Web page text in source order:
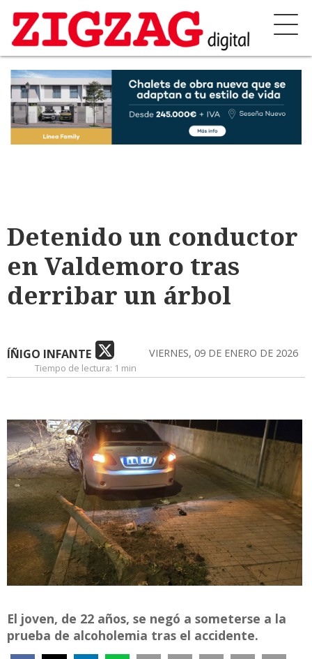
Detenido un conductor
en Valdemoro tras
derribar un árbol
ÍÑIGO INFANTE VIERNES, 09 DE ENERO DE 2026
Tiempo de lectura: 1 min
El joven, de 22 años, se negó a someterse a la
prueba de alcoholemia tras el accidente.